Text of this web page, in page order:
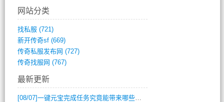
网站分类
找私服 (721)
新开传奇sf(669)
传奇私服发布网 (727)
传奇找服网 (767)
最新更新
[08/07]一键元宝完成任务究竟能带来哪些超值优势？